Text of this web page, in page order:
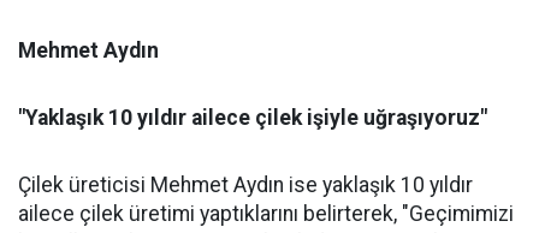
Mehmet Aydın
"Yaklaşık 10 yıldır ailece çilek işiyle uğraşıyoruz"
Çilek üreticisi Mehmet Aydın ise yaklaşık 10 yıldır
ailece çilek üretimi yaptıklarını belirterek, "Geçimimizi